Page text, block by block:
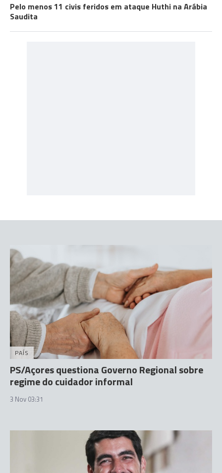
Pelo menos 11 civis feridos em ataque Huthi na Arábia
Saudita
PAÍS
PS/Açores questiona Governo Regional sobre
regime do cuidador informal
3 Nov 03:31